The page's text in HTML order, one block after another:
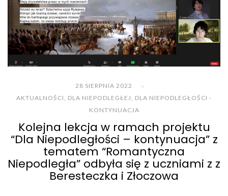
28 SIERPNIA 2022
AKTUALNOŚCI, DLA NIEPODLEGŁEJ, DLA NIEPODLEGŁOŚCI -
KONTYNUACJA
Kolejna lekcja w ramach projektu
“Dla Niepodległości – kontynuacja” z
tematem “Romantyczna
Niepodległa” odbyła się z uczniami z z
Beresteczka i Złoczowa